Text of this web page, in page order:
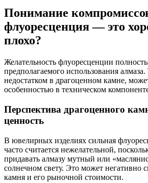
Понимание
флуоресценция — это
плохо?
Желательность флуоресценции
предполагаемого использования алмаза.
недостатком в драгоценном камне,
особенностью в техническом
Перспектива драгоценного
ценность
В ювелирных изделиях сильная
часто считается нежелательной,
придавать алмазу мутный или
солнечном свету. Это может негативно
камня и его рыночной стоимости.